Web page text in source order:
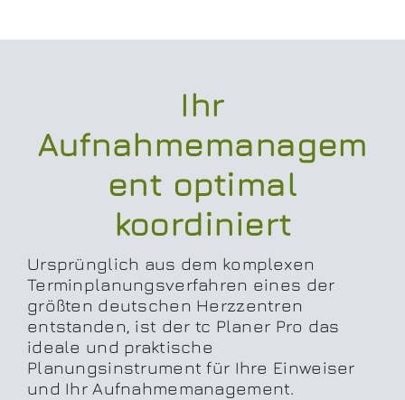
Ihr
Aufnahmemanagem
ent optimal
koordiniert
Ursprünglich aus dem komplexen
Terminplanungsverfahren eines der
größten deutschen Herzzentren
entstanden, ist der tc Planer Pro das
ideale und praktische
Planungsinstrument für Ihre Einweiser
und Ihr Aufnahmemanagement.